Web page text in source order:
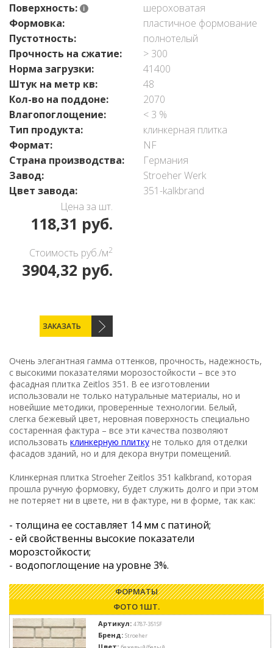
Поверхность:
шероховатая
Формовка:
пластичное формование
Пустотность:
полнотелый
Прочность на сжатие:
> 300
Норма загрузки:
41400
Штук на метр кв:
48
Кол-во на поддоне:
2070
Влагопоглощение:
< 3 %
Тип продукта:
клинкерная плитка
Формат:
NF
Страна производства:
Германия
Завод:
Stroeher Werk
Цвет завода:
351-kalkbrand
Цена за шт.
118,31 руб.
Стоимость руб./м2
3904,32 руб.
ЗАКАЗАТЬ
Очень элегантная гамма оттенков, прочность, надежность,
с высокими показателями морозостойкости – все это
фасадная плитка Zeitlos 351. В ее изготовлении
использовали не только натуральные материалы, но и
новейшие методики, проверенные технологии. Белый,
слегка бежевый цвет, неровная поверхность специально
состаренная фактура – все эти качества позволяют
использовать клинкерную плитку не только для отделки
фасадов зданий, но и для декора внутри помещений.
Клинкерная плитка Stroeher Zeitlos 351 kalkbrand, которая
прошла ручную формовку, будет служить долго и при этом
не потеряет ни в цвете, ни в фактуре, ни в форме, так как:
- толщина ее составляет 14 мм с патиной;
- ей свойственны высокие показатели
морозстойкости;
- водопоглощение на уровне 3%.
ФОРМАТЫ
ФОТО 1ШТ.
Артикул: 4787-351SF
Бренд: Stroeher